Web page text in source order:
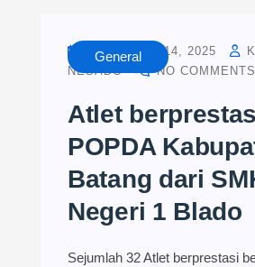
General
NOVEMBER 14, 2025
NESADO
NO COMMENTS
Atlet
POPDA
Batang dari
Negeri 1 Blado
Sejumlah 32 Atlet berprestasi